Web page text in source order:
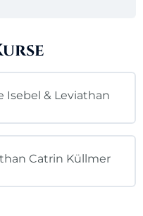
Isebel & Leviathan
Catrin Küllmer